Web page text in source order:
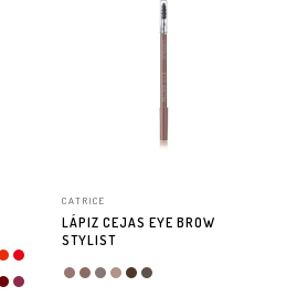
CATRICE
LÁPIZ CEJAS EYE BROW
STYLIST